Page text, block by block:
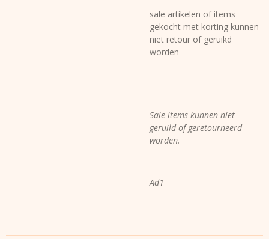
sale artikelen of items
gekocht met korting kunnen
niet retour of geruikd
worden
Sale items kunnen niet
geruild of geretourneerd
worden.
Ad1